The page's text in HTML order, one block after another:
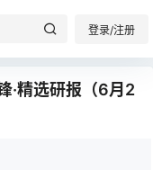
登录/注册
·精选研报（6月2